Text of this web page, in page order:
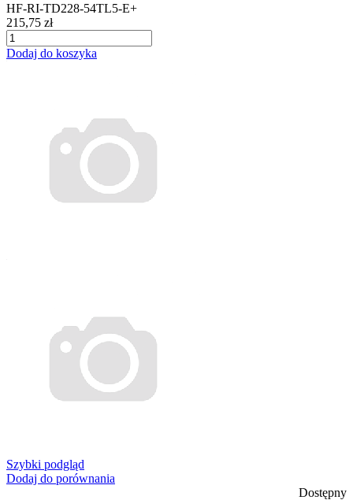
HF-RI-TD228-54TL5-E+
215,75 zł
Dodaj do koszyka
Szybki podgląd
Dodaj do porównania
Dostępny